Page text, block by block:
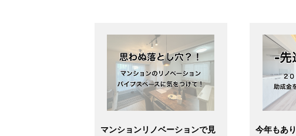
マンションリノベーションで見
今年もあ